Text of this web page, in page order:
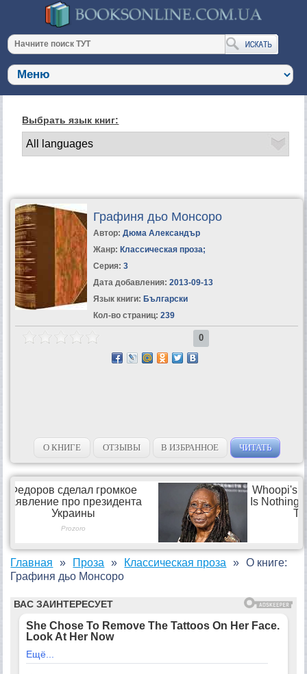
Выбрать язык книг:
Графиня дьо Монсоро
Автор: Дюма Александър
Жанр: Классическая проза;
Серия: 3
Дата добавления: 2013-09-13
Язык книги: Български
Кол-во страниц: 239
0
О КНИГЕ ОТЗЫВЫ В ИЗБРАННОЕ ЧИТАТЬ
Главная Проза Классическая проза
О книге:
Графиня дьо Монсоро